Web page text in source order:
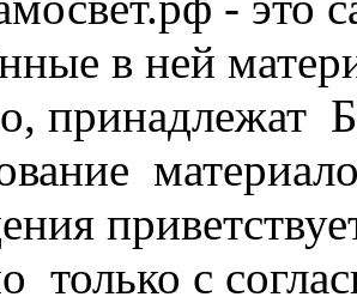
в ней
принадлежат
только с